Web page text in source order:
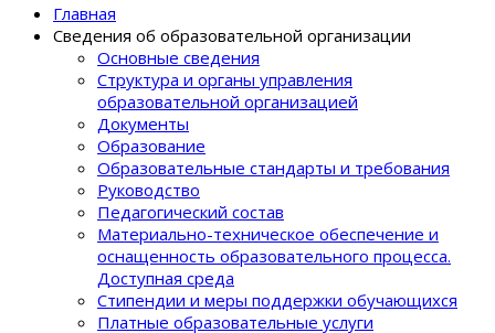
Главная
Сведения об образовательной организации
Основные сведения
Структура и органы управления
образовательной организацией
Документы
Образование
Образовательные стандарты и требования
Руководство
Педагогический состав
Материально-техническое обеспечение и
оснащенность образовательного процеcса.
Доступная среда
Стипендии и меры поддержки обучающихся
Платные образовательные услуги